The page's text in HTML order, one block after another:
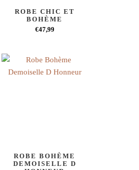
ROBE CHIC ET
BOHÈME
€47,99
ROBE BOHÈME
DEMOISELLE D